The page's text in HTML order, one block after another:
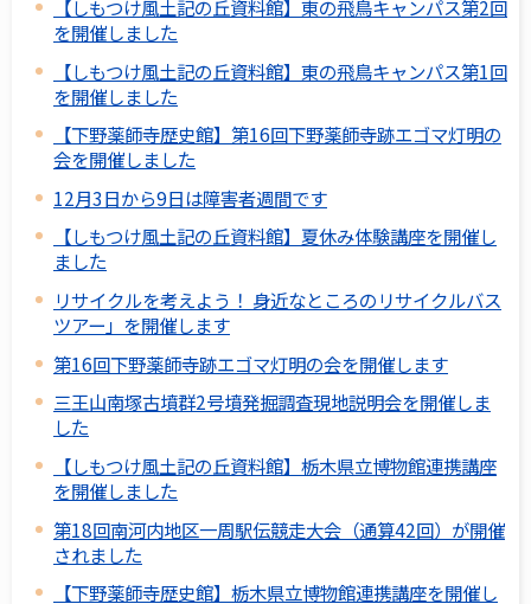
【しもつけ風土記の丘資料館】東の飛鳥キャンパス第2回
を開催しました
【しもつけ風土記の丘資料館】東の飛鳥キャンパス第1回
を開催しました
【下野薬師寺歴史館】第16回下野薬師寺跡エゴマ灯明の
会を開催しました
12月3日から9日は障害者週間です
【しもつけ風土記の丘資料館】夏休み体験講座を開催し
ました
リサイクルを考えよう！ 身近なところのリサイクルバス
ツアー」を開催します
第16回下野薬師寺跡エゴマ灯明の会を開催します
三王山南塚古墳群2号墳発掘調査現地説明会を開催しま
した
【しもつけ風土記の丘資料館】栃木県立博物館連携講座
を開催しました
第18回南河内地区一周駅伝競走大会（通算42回）が開催
されました
【下野薬師寺歴史館】栃木県立博物館連携講座を開催し